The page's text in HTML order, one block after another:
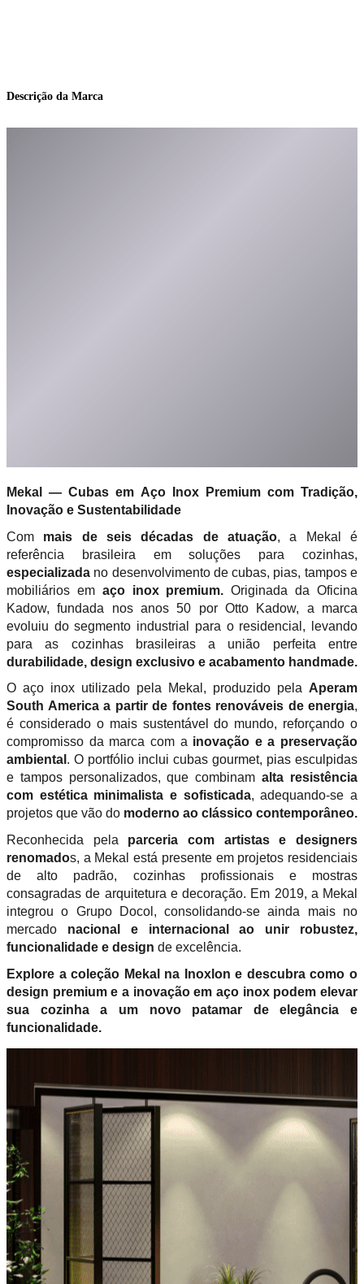
Descrição da Marca
Mekal — Cubas em Aço Inox Premium com Tradição,
Inovação e Sustentabilidade
Com mais de seis décadas de atuação, a Mekal é
referência brasileira em soluções para cozinhas,
especializada no desenvolvimento de cubas, pias, tampos e
mobiliários em aço inox premium. Originada da Oficina
Kadow, fundada nos anos 50 por Otto Kadow, a marca
evoluiu do segmento industrial para o residencial, levando
para as cozinhas brasileiras a união perfeita entre
durabilidade, design exclusivo e acabamento handmade.
O aço inox utilizado pela Mekal, produzido pela Aperam
South America a partir de fontes renováveis de energia,
é considerado o mais sustentável do mundo, reforçando o
compromisso da marca com a inovação e a preservação
ambiental . O portfólio inclui cubas gourmet, pias esculpidas
e tampos personalizados, que combinamalta resistência
com estética minimalista e sofisticada, adequando-se a
projetos que vão do moderno ao clássico contemporâneo.
Reconhecida pela parceria com artistas e designers
renomados, a Mekal está presente em projetos residenciais
de alto padrão, cozinhas profissionais e mostras
consagradas de arquitetura e decoração. Em 2019, a Mekal
integrou o Grupo Docol, consolidando-se ainda mais no
mercado nacional e internacional ao unir robustez,
funcionalidade e design de excelência.
Explore a coleção Mekal na Inoxlon e descubra como o
design premium e a inovação em aço inox podem elevar
sua cozinha a um novo patamar de elegância e
funcionalidade.